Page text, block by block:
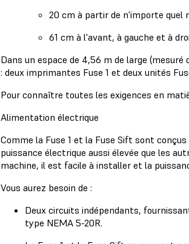
20 cm à partir de n'importe quel
61 cm à l'avant, à gauche et à
Dans un espace de 4,56 m de large
: deux imprimantes Fuse 1 et deux unités
Pour connaître toutes les exigences en
Alimentation électrique
Comme la Fuse 1 et la Fuse Sift sont
puissance électrique aussi élevée que les
machine, il est facile à installer et la
Vous aurez besoin de :
Deux circuits indépendants,
type NEMA 5-20R.